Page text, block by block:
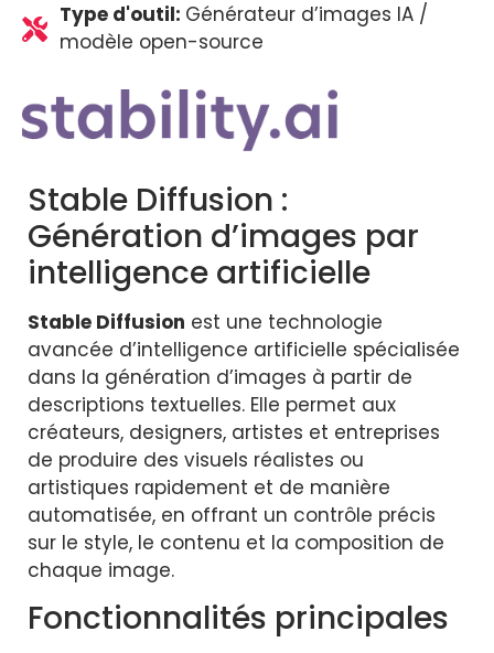
Type d'outil: Générateur d’images IA /
modèle open-source
Stable Diffusion :
Génération d’images par
intelligence artificielle
Stable Diffusion est une technologie
avancée d’intelligence artificielle spécialisée
dans la génération d’images à partir de
descriptions textuelles. Elle permet aux
créateurs, designers, artistes et entreprises
de produire des visuels réalistes ou
artistiques rapidement et de manière
automatisée, en offrant un contrôle précis
sur le style, le contenu et la composition de
chaque image.
Fonctionnalités principales